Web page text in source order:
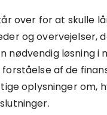
over for at skulle
og overvejelser,
nødvendig løsning i
af de
oplysninger